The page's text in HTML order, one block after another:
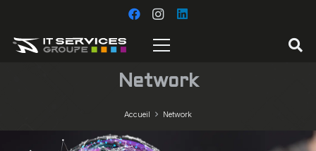
Network
Accueil Network